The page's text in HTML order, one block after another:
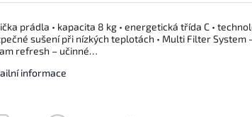
prádla • kapacita 8 kg • energetická třída C •
sušení při nízkých teplotách • Multi Filter System
refresh – učinné…
informace